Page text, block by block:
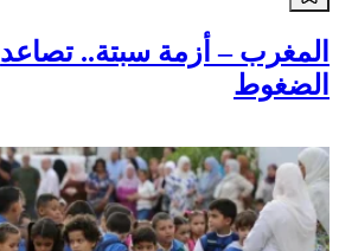
المغرب – أزمة سبتة.. تصاعد
الضغوط